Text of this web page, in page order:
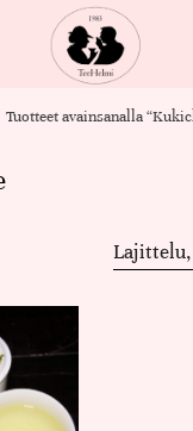
Tuotteet avainsanalla